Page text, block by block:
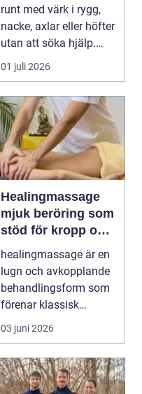
runt med värk i rygg,
nacke, axlar eller höfter
utan att söka hjälp.
Andra har ...
01 juli 2026
Healingmassage
mjuk beröring som
stöd för kropp och
själ
healingmassage är en
lugn och avkopplande
behandlingsform som
förenar klassisk
massage med
energibas...
03 juni 2026